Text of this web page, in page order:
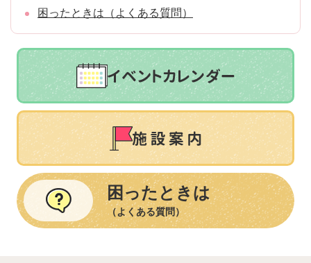
困ったときは（よくある質問）
困ったときは
（よくある質問）